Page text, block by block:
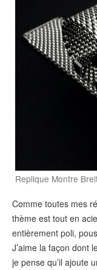
Replique Montre
Comme toutes mes
thème est tout en
entièrement poli,
J’aime la façon dont
je pense qu’il ajoute